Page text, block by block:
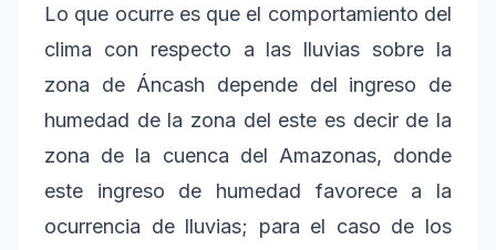
Lo que ocurre es que el comportamiento del
clima con respecto a las lluvias sobre la
zona de Áncash depende del ingreso de
humedad de la zona del este es decir de la
zona de la cuenca del Amazonas, donde
este ingreso de humedad favorece a la
ocurrencia de lluvias; para el caso de los